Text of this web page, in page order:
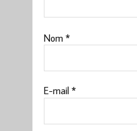
Nom *
E-mail *